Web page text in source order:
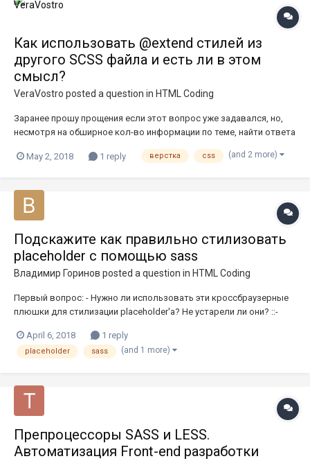
Как использовать @extend стилей из
другого SCSS файла и есть ли в этом
смысл?
VeraVostro posted a question in HTML Coding
Заранее прошу прощения если этот вопрос уже задавался, но,
несмотря на обширное кол-во информации по теме, найти ответа
есть два отдельных scss файла - header.scss и footer.scss. Стили
May 2, 2018 1 reply верстка css (and 2 more)
Подскажите как правильно стилизовать
placeholder с помощью sass
Владимир Горинов posted a question in HTML Coding
Первый вопрос: - Нужно ли использовать эти кроссбраузерные
плюшки для стилизации placeholder'a? Не устарели ли они? ::-
{color:#c0392b;}/* Firefox 19+ */ :-moz-placeholder {color:#c0392b;}/*
Firefox 18- */ :-ms-input-...
April 6, 2018 1 reply
placeholder sass (and 1 more)
Препроцессоры SASS и LESS.
Автоматизация Front-end разработки